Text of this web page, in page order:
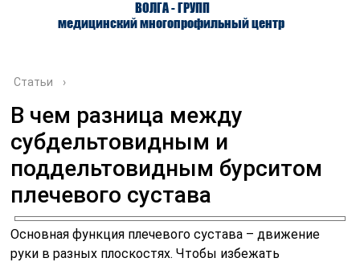
ВОЛГА - ГРУПП
медицинский многопрофильный центр
О ЦЕНТРЕ ВРАЧИ
Статьи ›
В чем разница между
субдельтовидным и
поддельтовидным бурситом
плечевого сустава
Основная функция плечевого сустава – движение
руки в разных плоскостях. Чтобы избежать